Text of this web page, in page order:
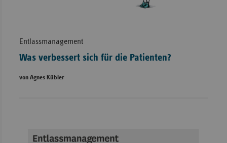
Entlassmanagement
Was verbessert sich für die Patienten?
von Agnes Kübler